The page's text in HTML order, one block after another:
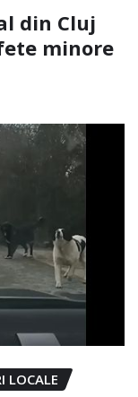
din Cluj
minore
LOCALE